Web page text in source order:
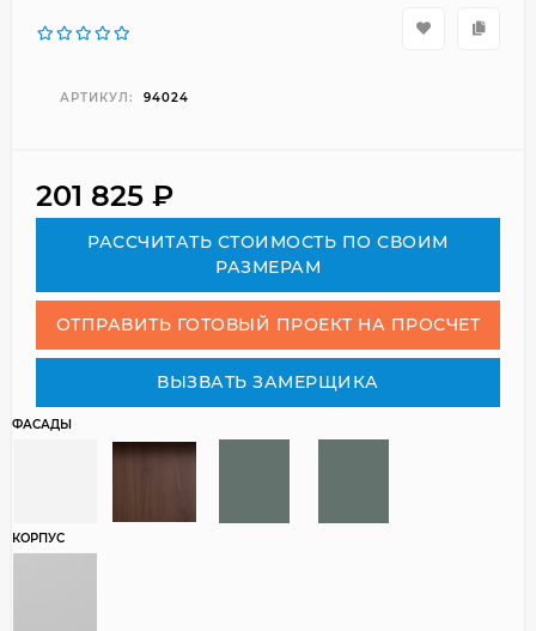
АРТИКУЛ: 94024
201 825 ₽
РАСCЧИТАТЬ СТОИМОСТЬ ПО СВОИМ
РАЗМЕРАМ
ОТПРАВИТЬ ГОТОВЫЙ ПРОЕКТ НА ПРОСЧЕТ
ВЫЗВАТЬ ЗАМЕРЩИКА
ФАСАДЫ
КОРПУС